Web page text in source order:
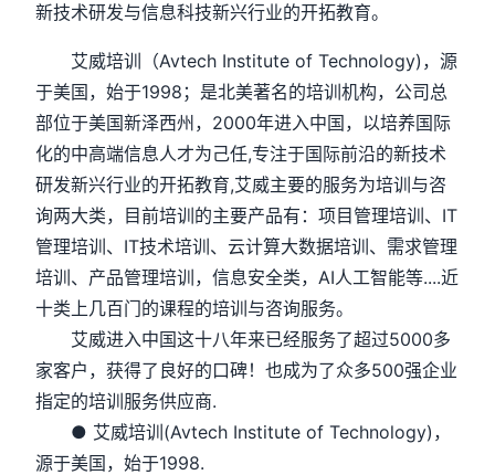
新技术研发与信息科技新兴行业的开拓教育。
艾威培训（Avtech Institute of Technology)，源
于美国，始于1998；是北美著名的培训机构，公司总
部位于美国新泽西州，2000年进入中国，以培养国际
化的中高端信息人才为己任,专注于国际前沿的新技术
研发新兴行业的开拓教育,艾威主要的服务为培训与咨
询两大类，目前培训的主要产品有：项目管理培训、IT
管理培训、IT技术培训、云计算大数据培训、需求管理
培训、产品管理培训，信息安全类，AI人工智能等....近
十类上几百门的课程的培训与咨询服务。
艾威进入中国这十八年来已经服务了超过5000多
家客户，获得了良好的口碑！也成为了众多500强企业
指定的培训服务供应商.
● 艾威培训(Avtech Institute of Technology)，
源于美国，始于1998.